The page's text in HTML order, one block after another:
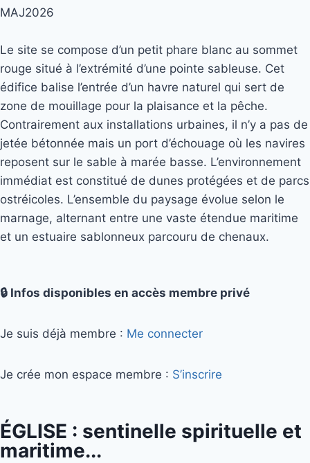
MAJ2026
Le site se compose d’un petit phare blanc au sommet
rouge situé à l’extrémité d’une pointe sableuse. Cet
édifice balise l’entrée d’un havre naturel qui sert de
zone de mouillage pour la plaisance et la pêche.
Contrairement aux installations urbaines, il n’y a pas de
jetée bétonnée mais un port d’échouage où les navires
reposent sur le sable à marée basse. L’environnement
immédiat est constitué de dunes protégées et de parcs
ostréicoles. L’ensemble du paysage évolue selon le
marnage, alternant entre une vaste étendue maritime
et un estuaire sablonneux parcouru de chenaux.
🔒 Infos disponibles en accès membre privé
Je suis déjà membre : Me connecter
Je crée mon espace membre : S’inscrire
ÉGLISE : sentinelle spirituelle et
maritime...